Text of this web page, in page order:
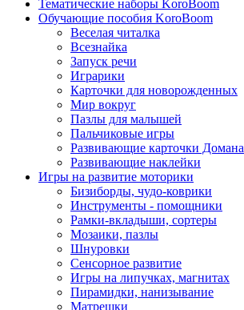
Тематические наборы KoroBoom
Обучающие пособия KoroBoom
Веселая читалка
Всезнайка
Запуск речи
Играрики
Карточки для новорожденных
Мир вокруг
Пазлы для малышей
Пальчиковые игры
Развивающие карточки Домана
Развивающие наклейки
Игры на развитие моторики
Бизиборды, чудо-коврики
Инструменты - помощники
Рамки-вкладыши, сортеры
Мозаики, пазлы
Шнуровки
Сенсорное развитие
Игры на липучках, магнитах
Пирамидки, нанизывание
Матрешки